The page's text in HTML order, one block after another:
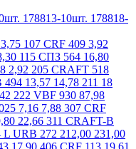
178813-10шт. 178818-
824 9,01 9,82 180306 VBF 69 9,57 10,43 180307 VBF 0 11,13 12,13 180308 VBF 363 13,78 15,02 180309 CRAFT 468 16,85 18,38 180310 CRAFT 860 24,91 27,14 180311 CRAFT 181 27,35 29,82 180312 CRF 186 34,29 37,38 180500 KG 1050 2,70 2,94 180501 KG 72 3,18 3,47 180501 CRF 1200 3,18 3,47 180502 CRF 1542 3,66 3,99 180503 KG 215 4,03 4,41 180503 СПЗ-4 1833 4,03 4,41 180503 CRF 6814 4,03 4,41 180504 CRF 750 5,46 5,95 180505 VBF 235 6,89 7,51 180505 CRF 955 6,89 7,51 6-180505 8 ГПЗ 781 7,00 7,56 180506 KG 2145 8,06 8,78 180507 KG 277 11,66 12,71 180508 23 ГПЗ 380 15,26 16,63 180508 KG 70 15,26 16,63 180510 KG 8 26,50 28,88 180603 CRF 1433 5,72 6,24 180603 20 ГПЗ 365 5,83 6,35 180604 VBF 840 7,10 7,74 180604 CRF 2313 7,10 7,74 180605 KG 1705 9,13 9,94 180606 KG 317 14,31 15,59 180607 CRF 396 16,96 18,48 180608 KG 637 23,32 25,41 180609 CRF 251 29,89 32,57 180610 KG 224 37,10 40,43 180612 KG 51 56,18 61,22 180902 ГПЗ 4 376 3,18 3,47 1000901 2RS KG 125 2,15 2,36 1000901 2RS CRF 1160 2,15 2,36 1000902 2RS CRF 1000 2,23 2,43 1000903 2RS KG 897 2,68 2,92 1000904 2 RS KG 0 2,98 3,24 1000905 2 RS CRF 240 3,81 4,15 1000907 2 RS CRF 552 6,33 6,89 1000908 2RS CRF 320 7,21 7,85 Q 232 DKFD 100 742,00 808,50 256705 CRF 6 26